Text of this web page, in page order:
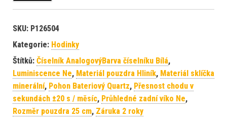
SKU: P126504
Kategorie: Hodinky
Štítků: Číselník AnalogovýBarva číselníku Bílá,
Luminiscence Ne, Materiál pouzdra Hliník, Materiál sklíčka
minerální, Pohon Bateriový Quartz, Přesnost chodu v
sekundách ±20 s / měsíc, Průhledné zadní víko Ne,
Rozměr pouzdra 25 cm, Záruka 2 roky